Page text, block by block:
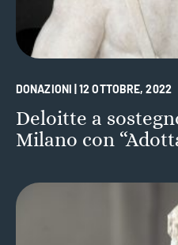
DONAZIONI | 12 OTTOBRE, 2022
Deloitte a
Milano con